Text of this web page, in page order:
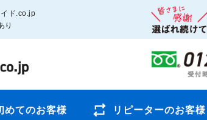
ド.co.jp
り
めてのお客様 リピーターのお客様